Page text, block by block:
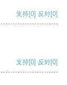
支持[0] 反对[0]
支持[0] 反对[0]